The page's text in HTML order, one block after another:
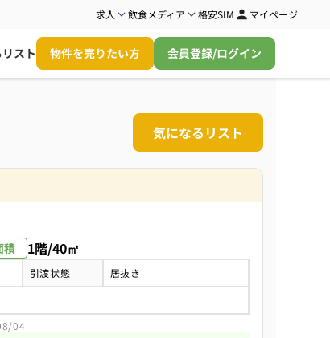
求人 飲食メディア 格安SIM マイページ
スト 物件を売りたい方 会員登録/ログイン
気になるリスト
積 1階/40㎡
引渡状態
居抜き
04